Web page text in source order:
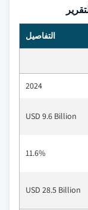
التفاصيل
2024
USD 9.6 Billion
11.6%
USD 28.5 Billion